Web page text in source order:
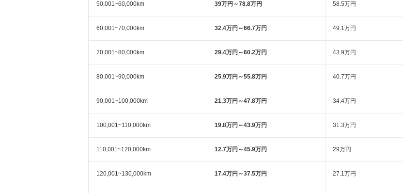
50,001~60,000km 39万円～78.8万円 58.5万円
60,001~70,000km 32.4万円～66.7万円 49.1万円
70,001~80,000km 29.4万円～60.2万円 43.9万円
80,001~90,000km 25.9万円～55.8万円 40.7万円
90,001~100,000km 21.3万円～47.8万円 34.4万円
100,001~110,000km 19.8万円～43.9万円 31.3万円
110,001~120,000km 12.7万円～45.9万円 29万円
120,001~130,000km 17.4万円～37.5万円 27.1万円